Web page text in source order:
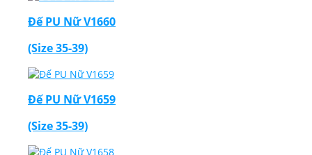
Đế PU Nữ V1660
(Size 35-39)
Đế PU Nữ V1659
(Size 35-39)